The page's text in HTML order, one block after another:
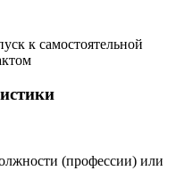
к самостоятельной
(профессии) или